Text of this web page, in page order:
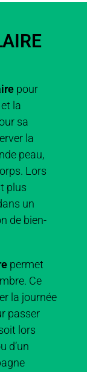
pour
et la
sa
la
peau,
Lors
plus
un
de bien-
permet
Ce
la journée
passer
lors
d’un